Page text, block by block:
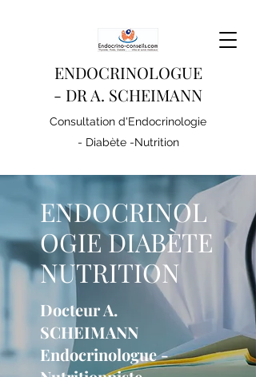
ENDOCRINOLOGUE
- DR A. SCHEIMANN
Consultation d'Endocrinologie
- Diabète -Nutrition
ENDOCRINOL
OGIE DIABÈTE
NUTRITION
Docteur A.
SCHEIMANN
Endocrinologue -